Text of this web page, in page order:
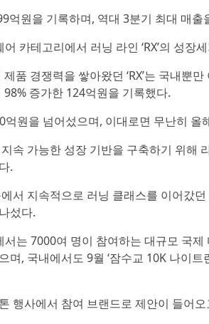
억원을 기록하며, 역대 3분기 최대 매출
카테고리에서 러닝 라인 ‘RX’의 성장
품 경쟁력을 쌓아왔던 ‘RX’는 국내뿐
증가한 124억원을 기록했다.
억원을 넘어섰으며, 이대로면 무난히
속 가능한 성장 기반을 구축하기 위해
.
서 지속적으로 러닝 클래스를 이어갔
섰다.
는 7000여 명이 참여하는 대규모 국
며, 국내에서도 9월 ‘잠수교 10K 나이
행사에서 참여 브랜드로 제안이 들어